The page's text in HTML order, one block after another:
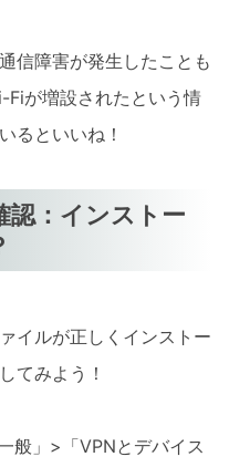
信障害が発生したことも
Fiが増設されたという情
るといいね！
認：インストー
イルが正しくインストー
てみよう！
般」>「VPNとデバイス